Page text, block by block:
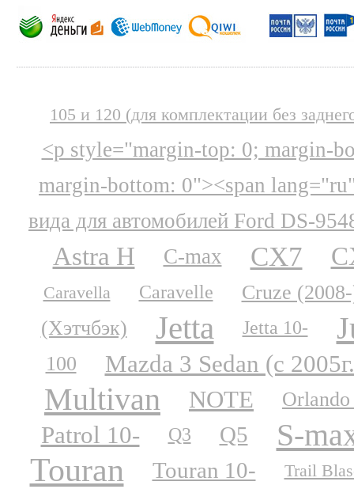
105 и 120 (для комплектации без
<p style="margin-top: 0; margin-
margin-bottom: 0"><span
вида для автомобилей Ford DS-
Astra H C-max CX7
Caravella Caravelle
Cruze
(Хэтчбэк)
Jetta Jetta 10-
100 Mazda 3 Sedan (с
Multivan NOTE
Patrol 10- Q3 Q5 S-
Touran Touran 10- Trail